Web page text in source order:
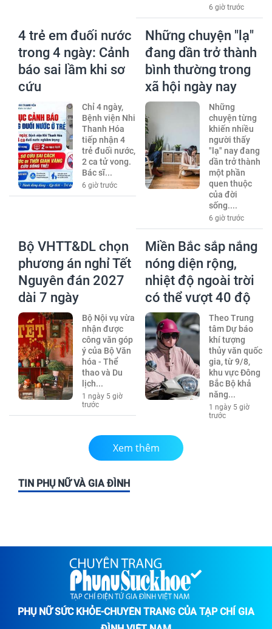
6 giờ trước
4 trẻ em đuối nước
trong 4 ngày: Cảnh
báo sai lầm khi sơ
cứu
Chỉ 4 ngày,
Bệnh viện Nhi
Thanh Hóa
tiếp nhận 4
trẻ đuối nước,
2 ca tử vong.
Bác sĩ...
6 giờ trước
Những chuyện "lạ"
đang dần trở thành
bình thường trong
xã hội ngày nay
Những
chuyện từng
khiến nhiều
người thấy
"lạ" nay đang
dần trở thành
một phần
quen thuộc
của đời
sống....
6 giờ trước
Bộ VHTT&DL chọn
phương án nghỉ Tết
Nguyên đán 2027
dài 7 ngày
Bộ Nội vụ vừa
nhận được
công văn góp
ý của Bộ Văn
hóa - Thể
thao và Du
lịch...
1 ngày 5 giờ
trước
Miền Bắc sắp nắng
nóng diện rộng,
nhiệt độ ngoài trời
có thể vượt 40 độ
Theo Trung
tâm Dự báo
khí tượng
thủy văn quốc
gia, từ 9/8,
khu vực Đông
Bắc Bộ khả
năng...
1 ngày 5 giờ
trước
Xem thêm
TIN PHỤ NỮ VÀ GIA ĐÌNH
PHỤ NỮ SỨC KHỎE-CHUYÊN TRANG CỦA TẠP CHÍ GIA